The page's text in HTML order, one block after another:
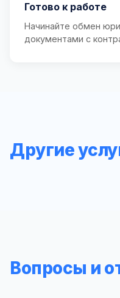
Готово к работе
Начинайте обмен
документами с
Другие
Вопросы и